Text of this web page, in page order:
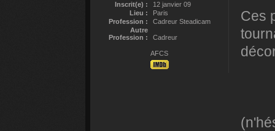
Inscrit(e) :
12 janvier 09
Lieu :
Paris
Profession :
Cadreur Steadicam
Autre
Profession :
Cadreur
AFCS
Ces